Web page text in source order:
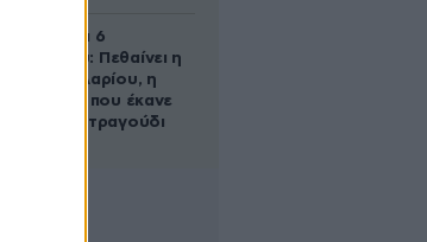
Σαν σήμερα 6
Αυγούστου: Πεθαίνει η
Ρίτα Σακελλαρίου, η
λαϊκή ντίβα που έκανε
τη ζωή της τραγούδι